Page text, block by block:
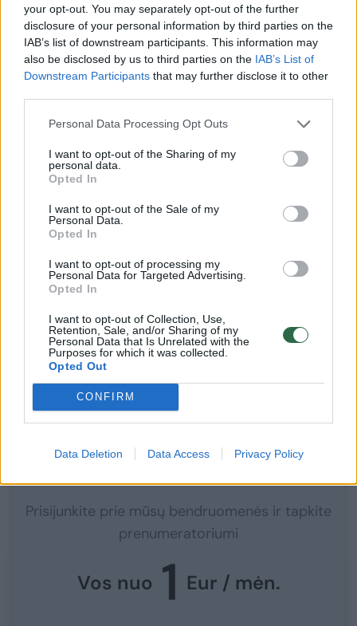
your opt-out. You may separately opt-out of the further
disclosure of your personal information by third parties on the
IAB’s list of downstream participants. This information may
also be disclosed by us to third parties on the IAB’s List of
Downstream Participants that may further disclose it to other
Personal Data Processing Opt Outs
I want to opt-out of the Sharing of my
personal data.
Opted In
I want to opt-out of the Sale of my
Personal Data.
Opted In
I want to opt-out of processing my
Personal Data for Targeted Advertising.
Opted In
I want to opt-out of Collection, Use,
Retention, Sale, and/or Sharing of my
Personal Data that Is Unrelated with the
Purposes for which it was collected.
Opted Out
CONFIRM
Data Deletion Data Access Privacy Policy
padėti užtikrinti Hormūso sąsiaurio
atidarymą, NATO šalys turėtų tokią galimybę
apsvarstyti.
Darius Antanaitis pastebėjo, kad netgi gavusi
oficialų prašymą, kaip organizacija NATO
savo misijos pradėti negalėtų, o sprendimai
greičiausiai būtų priimti dvišaliu arba
koalicijos formatu.
Vertinant Lietuvos galimybes,
Vaidotas Malinionis įvertino, kad mūsų šalis
daug pajėgumų neturi, tačiau jau dabar
netiesiogiai padeda JAV kitoje srityje.
Norite skaityti toliau?
Prisijunkite prie mūsų bendruomenės ir tapkite
prenumeratoriumi
Vos nuo 1 Eur / mėn.